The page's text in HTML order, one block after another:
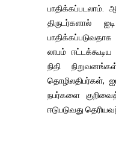
பாதிக்கப்படலாம்.
திருடர்களால்
லாபம்
நிதி
தொழிலதிபர்கள்,
நபர்களை
ஈடுபடுவது